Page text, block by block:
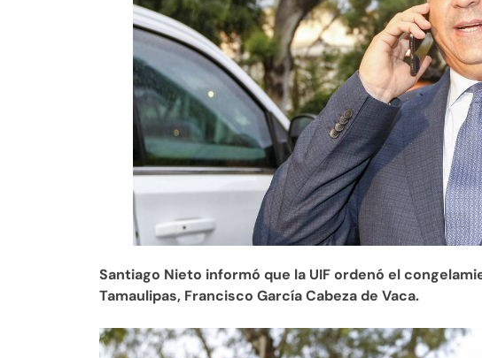
Santiago Nieto informó que la UIF ordenó el
Tamaulipas, Francisco García Cabeza de Vaca.